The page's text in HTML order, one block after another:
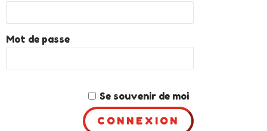
Mot de passe
Se souvenir de moi